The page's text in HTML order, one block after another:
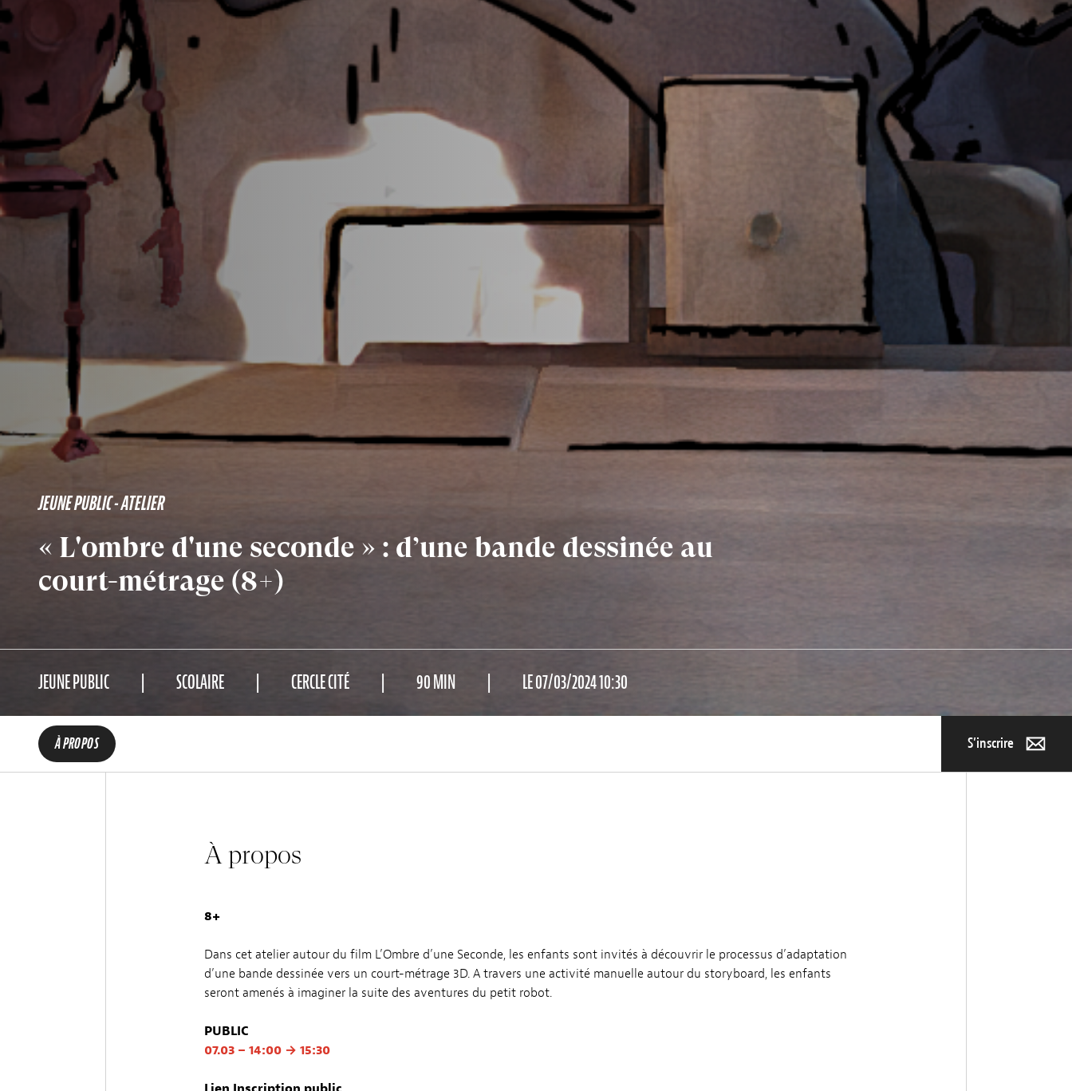
JEUNE PUBLIC - ATELIER
« L'ombre d'une seconde » : d’une bande dessinée au
court-métrage (8+)
JEUNE PUBLIC SCOLAIRE CERCLE CITÉ 90 MIN LE 07/03/2024 10:30
À PROPOS S’inscrire
À propos
8+
Dans cet atelier autour du film L’Ombre d’une Seconde, les enfants sont invités à découvrir le processus d’adaptation
d’une bande dessinée vers un court-métrage 3D. A travers une activité manuelle autour du storyboard, les enfants
seront amenés à imaginer la suite des aventures du petit robot.
PUBLIC
07.03 – 14:00 → 15:30